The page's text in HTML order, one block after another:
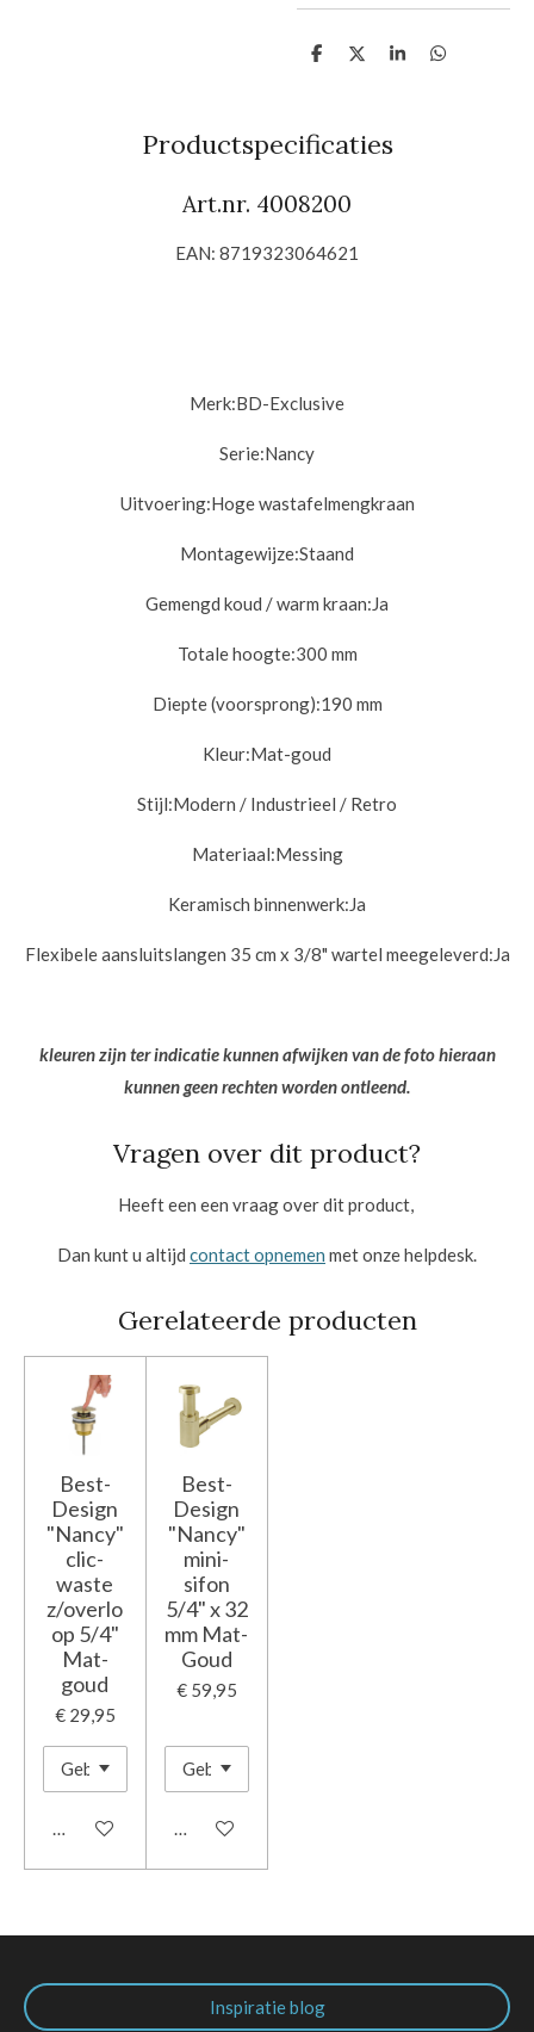
D
n
D
S
D
Productspecificaties
Art.nr. 4008200
EAN: 8719323064621
Merk:BD-Exclusive
Serie:Nancy
Uitvoering:Hoge wastafelmengkraan
Montagewijze:Staand
Gemengd koud / warm kraan:Ja
Totale hoogte:300 mm
Diepte (voorsprong):190 mm
Kleur:Mat-goud
Stijl:Modern / Industrieel / Retro
Materiaal:Messing
Keramisch binnenwerk:Ja
Flexibele aansluitslangen 35 cm x 3/8" wartel meegeleverd:Ja
kleuren zijn ter indicatie kunnen afwijken van de foto hieraan
kunnen geen rechten worden ontleend.
Vragen over dit product?
Heeft een een vraag over dit product,
Dan kunt u altijd contact opnemen met onze helpdesk.
Gerelateerde producten
Best-
Design
"Nancy"
clic-
waste
z/overlo
op 5/4"
Mat-
goud
€ 29,95
In winkelwagen
Best-
Design
"Nancy"
mini-
sifon
5/4" x 32
mm Mat-
Goud
€ 59,95
In winkelwagen
Inspiratie blog